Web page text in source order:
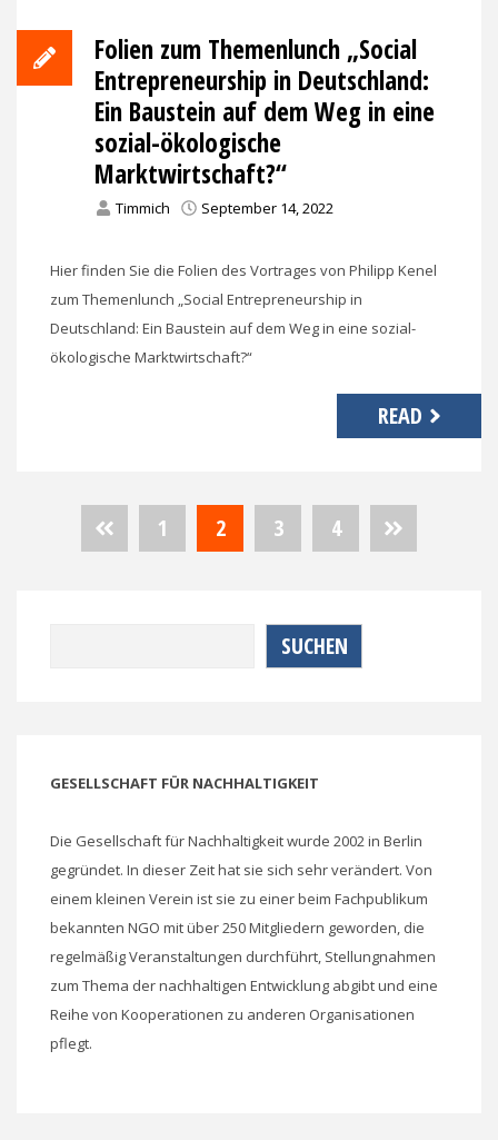
Folien zum Themenlunch „Social
Entrepreneurship in Deutschland:
Ein Baustein auf dem Weg in eine
sozial-ökologische
Marktwirtschaft?“
Timmich September 14, 2022
Hier finden Sie die Folien des Vortrages von Philipp Kenel
zum Themenlunch „Social Entrepreneurship in
Deutschland: Ein Baustein auf dem Weg in eine sozial-
ökologische Marktwirtschaft?“
READ
Seitennummerierung
1 2 3 4
SUCHEN
GESELLSCHAFT FÜR NACHHALTIGKEIT
Die Gesellschaft für Nachhaltigkeit wurde 2002 in Berlin
gegründet. In dieser Zeit hat sie sich sehr verändert. Von
einem kleinen Verein ist sie zu einer beim Fachpublikum
bekannten NGO mit über 250 Mitgliedern geworden, die
regelmäßig Veranstaltungen durchführt, Stellungnahmen
zum Thema der nachhaltigen Entwicklung abgibt und eine
Reihe von Kooperationen zu anderen Organisationen
pflegt.